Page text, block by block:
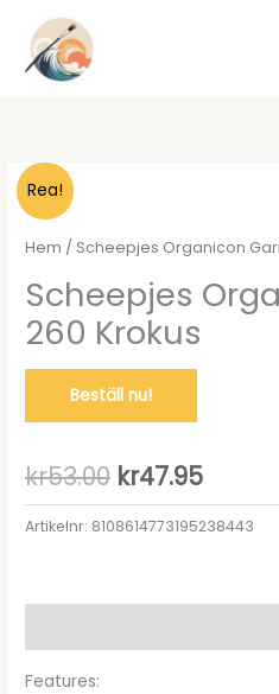
Hoppa
innehåll
Rea!
Hem / Scheepjes Organicon
Scheepjes
260 Krokus
Beställ nu!
kr53.00 Det
ursprungliga
var:
kr53.00.
kr47.95Det
är:
Artikelnr: 8108614773195238443
Features: